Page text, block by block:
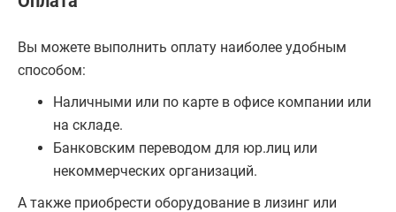
Вы можете выполнить оплату наиболее удобным
способом:
Наличными или по карте в офисе компании или
на складе.
Банковским переводом для юр.лиц или
некоммерческих организаций.
А также приобрести оборудование в лизинг или